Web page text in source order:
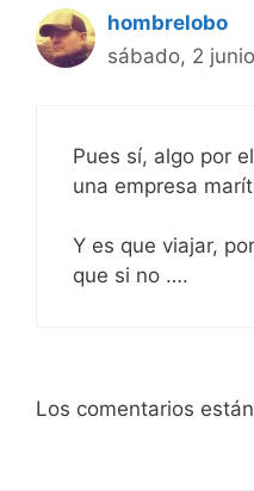
hombrelobo
sábado, 2
Pues sí, algo por
una empresa
Y es que viajar,
que si no ….
Los comentarios